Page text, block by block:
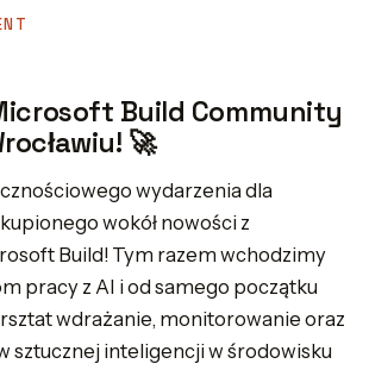
Build Community
🚀
wydarzenia dla
wokół nowości z
Build! Tym razem wchodzimy
pracy z AI i od samego początku
wdrażanie, monitorowanie oraz
sztucznej inteligencji w środowisku